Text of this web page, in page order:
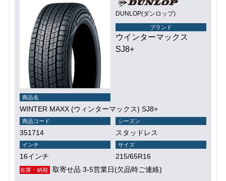
DUNLOP(ダンロップ)
ブランド
ウインターマックス
SJ8+
商品名
WINTER MAXX (ウィンターマックス) SJ8+
商品コード
351714
シーズン
スタッドレス
インチ
16インチ
サイズ
215/65R16
在庫・納期 取寄せ品 3-5営業日(欠品時ご連絡)